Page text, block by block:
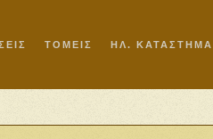
ΤΟΜΕΙΣ ΗΛ. ΚΑΤΑΣΤΗΜΑ